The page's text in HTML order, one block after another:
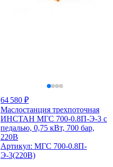
64 580 ₽
Маслостанция трехпоточная
ИНСТАН МГС 700-0.8П-Э-3 с
педалью, 0,75 кВт, 700 бар,
220В
Артикул: МГС 700-0.8П-
Э-3(220В)